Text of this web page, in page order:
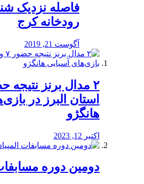
️فاصله نزدیک
رودخانه کرج
آگوست 21, 2019
استان البرز در
هانگژو
اکتبر 12, 2023
دومین دوره